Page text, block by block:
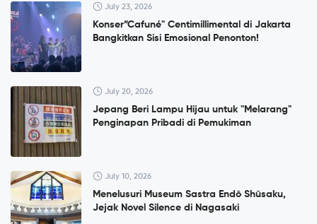
July 23, 2026
Konser”Cafuné" Centimillimental di Jakarta
Bangkitkan Sisi Emosional Penonton!
July 20, 2026
Jepang Beri Lampu Hijau untuk "Melarang"
Penginapan Pribadi di Pemukiman
July 10, 2026
Menelusuri Museum Sastra Endō Shūsaku,
Jejak Novel Silence di Nagasaki